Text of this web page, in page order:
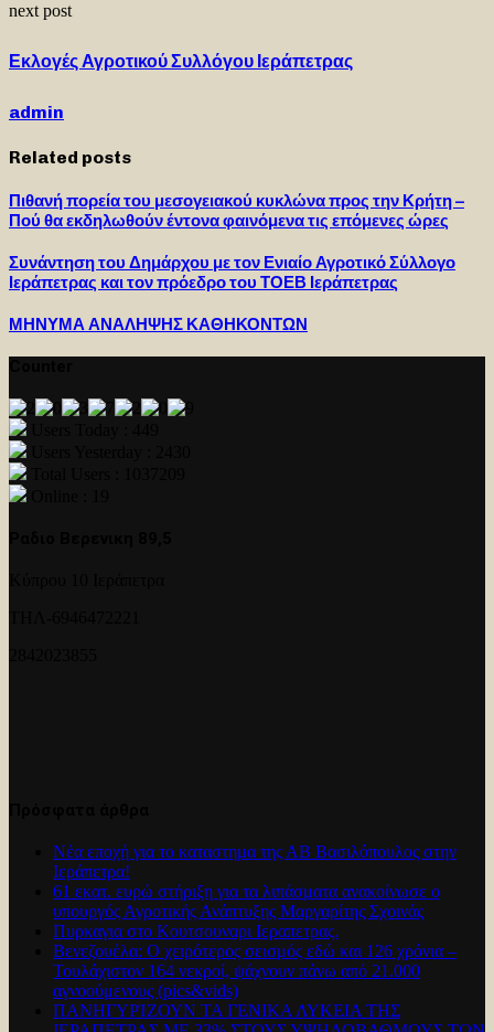
next post
Εκλογές Αγροτικού Συλλόγου Ιεράπετρας
admin
Related posts
Πιθανή πορεία του μεσογειακού κυκλώνα προς την Κρήτη –
Πού θα εκδηλωθούν έντονα φαινόμενα τις επόμενες ώρες
Συνάντηση του Δημάρχου με τον Ενιαίο Αγροτικό Σύλλογο
Ιεράπετρας και τον πρόεδρο του ΤΟΕΒ Ιεράπετρας
ΜΗΝΥΜΑ ΑΝΑΛΗΨΗΣ ΚΑΘΗΚΟΝΤΩΝ
Νέα εποχή για το καταστημα της ΑΒ Βασιλόπουλος στην
Ιεράπετρα!
61 εκατ. ευρώ στήριξη για τα λιπάσματα ανακοίνωσε ο
υπουργός Αγροτικής Ανάπτυξης Μαργαρίτης Σχοινάς
Πυρκαγια στο Κουτσουναρι Ιεραπετρας.
Βενεζουέλα: Ο χειρότερος σεισμός εδώ και 126 χρόνια –
Τουλάχιστον 164 νεκροί, ψάχνουν πάνω από 21.000
αγνοούμενους (pics&vids)
ΠΑΝΗΓΥΡΊΖΟΥΝ ΤΑ ΓΕΝΙΚΑ ΛΥΚΕΙΑ ΤΗΣ